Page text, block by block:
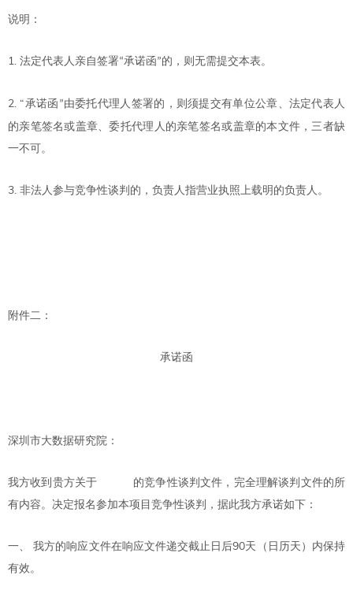
说明：
1. 法定代表人亲自签署“承诺函”的，则无需提交本表。
2. “承诺函 ”由委托代理人签署的，则须提交有单位公章、法定代表人
的亲笔签名或盖章、委托代理人的亲笔签名或盖章的本文件，三者缺
一不可。
3. 非法人参与竞争性谈判的，负责人指营业执照上载明的负责人。
附件二：
承诺函
深圳市大数据研究院 ：
我方收到贵方关于
的竞争性谈判文件，完全理解谈判文件的所
有内容。决定报名参加本项目竞争性谈判，据此我方承诺如下：
一、 我方的响应文件在响应文件递交截止日后90天（日历天）内保持
有效。